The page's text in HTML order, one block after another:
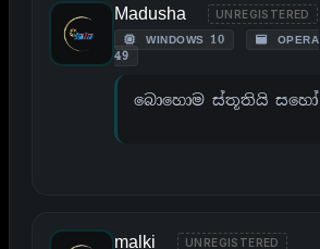
Madusha UNREGISTERED
WINDOWS 10
OPERA
49
බොහොම ස්තූතියි සහෝ
malki UNREGISTERED